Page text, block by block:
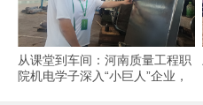
从课堂到车间：河南质量工程职
院机电学子深入“小巨人”企业，